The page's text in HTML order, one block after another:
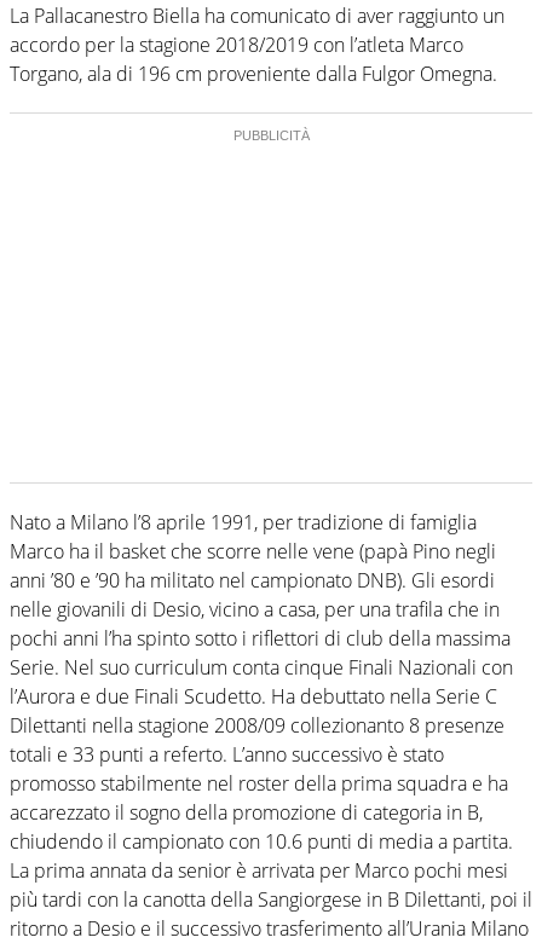
La Pallacanestro Biella ha comunicato di aver raggiunto un
accordo per la stagione 2018/2019 con l’atleta Marco
Torgano, ala di 196 cm proveniente dalla Fulgor Omegna.
Nato a Milano l’8 aprile 1991, per tradizione di famiglia
Marco ha il basket che scorre nelle vene (papà Pino negli
anni ’80 e ’90 ha militato nel campionato DNB). Gli esordi
nelle giovanili di Desio, vicino a casa, per una trafila che in
pochi anni l’ha spinto sotto i riflettori di club della massima
Serie. Nel suo curriculum conta cinque Finali Nazionali con
l’Aurora e due Finali Scudetto. Ha debuttato nella Serie C
Dilettanti nella stagione 2008/09 collezionanto 8 presenze
totali e 33 punti a referto. L’anno successivo è stato
promosso stabilmente nel roster della prima squadra e ha
accarezzato il sogno della promozione di categoria in B,
chiudendo il campionato con 10.6 punti di media a partita.
La prima annata da senior è arrivata per Marco pochi mesi
più tardi con la canotta della Sangiorgese in B Dilettanti, poi il
ritorno a Desio e il successivo trasferimento all’Urania Milano